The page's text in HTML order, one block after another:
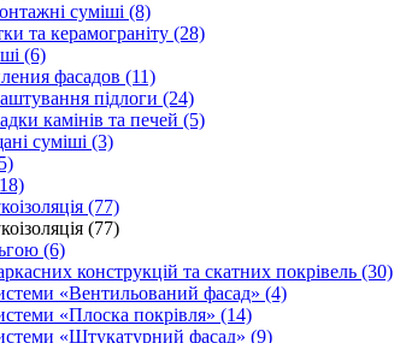
суміші (8)
та керамограніту (28)
(6)
фасадов (11)
підлоги (24)
камінів та печей (5)
суміші (3)
(77)
(77)
(6)
конструкцій та скатних покрівель (30)
«Вентильований фасад» (4)
«Плоска покрівля» (14)
«Штукатурний фасад» (9)